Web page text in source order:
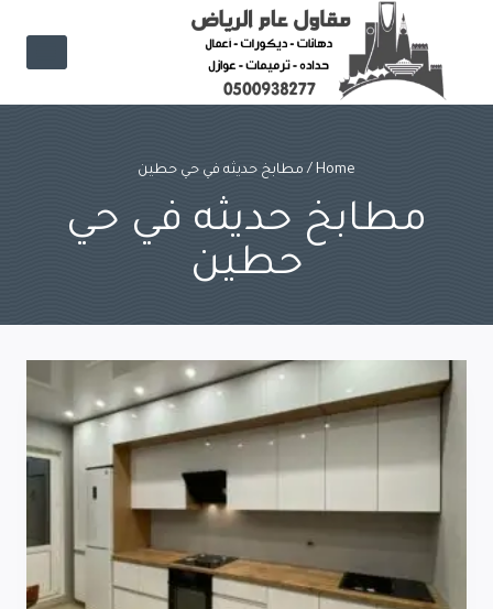
content
Home
/ مطابخ حديثه في حي حطين
مطابخ حديثه في حي
حطين